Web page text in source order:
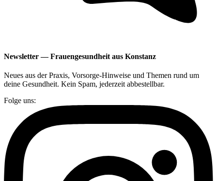
Newsletter — Frauengesundheit aus Konstanz
Neues aus der Praxis, Vorsorge-Hinweise und Themen rund um
deine Gesundheit. Kein Spam, jederzeit abbestellbar.
Folge uns: